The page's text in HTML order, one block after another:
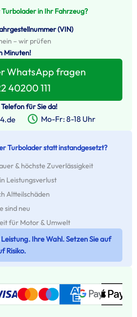
Turbolader in Ihr Fahrzeug?
(VIN)
– wir prüfen
Minuten!
WhatsApp fragen
40200 111
für Sie da!
Mo-Fr: 8-18 Uhr
Turbolader statt instandgesetzt?
& höchste Zuverlässigkeit
Leistungsverlust
Altteilschäden
sind neu
für Motor & Umwelt
Ihre Wahl. Setzen Sie auf
Risiko.